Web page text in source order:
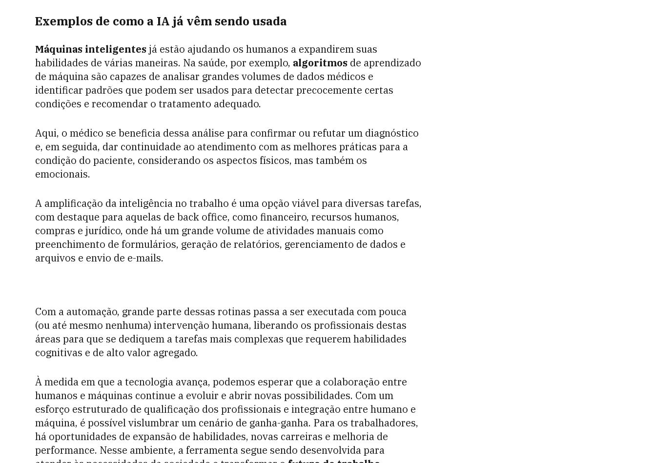
Exemplos de como a IA já vêm sendo usada
Máquinas inteligentesjá estão ajudando os humanos a expandirem suas
habilidades de várias maneiras. Na saúde, por exemplo, algoritmos de aprendizado
de máquina são capazes de analisar grandes volumes de dados médicos e
identificar padrões que podem ser usados para detectar precocemente certas
condições e recomendar o tratamento adequado.
Aqui, o médico se beneficia dessa análise para confirmar ou refutar um diagnóstico
e, em seguida, dar continuidade ao atendimento com as melhores práticas para a
condição do paciente, considerando os aspectos físicos, mas também os
emocionais.
A amplificação da inteligência no trabalho é uma opção viável para diversas tarefas,
com destaque para aquelas de back office, como financeiro, recursos humanos,
compras e jurídico, onde há um grande volume de atividades manuais como
preenchimento de formulários, geração de relatórios, gerenciamento de dados e
arquivos e envio de e-mails.
Com a automação, grande parte dessas rotinas passa a ser executada com pouca
(ou até mesmo nenhuma) intervenção humana, liberando os profissionais destas
áreas para que se dediquem a tarefas mais complexas que requerem habilidades
cognitivas e de alto valor agregado.
À medida em que a tecnologia avança, podemos esperar que a colaboração entre
humanos e máquinas continue a evoluir e abrir novas possibilidades. Com um
esforço estruturado de qualificação dos profissionais e integração entre humano e
máquina, é possível vislumbrar um cenário de ganha-ganha. Para os trabalhadores,
há oportunidades de expansão de habilidades, novas carreiras e melhoria de
performance. Nesse ambiente, a ferramenta segue sendo desenvolvida para